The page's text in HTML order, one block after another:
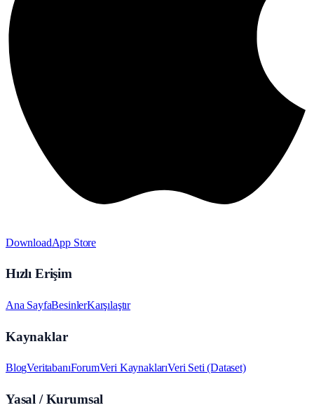
DownloadApp Store
Hızlı Erişim
Ana SayfaBesinlerKarşılaştır
Kaynaklar
BlogVeritabanıForumVeri KaynaklarıVeri Seti (Dataset)
Yasal / Kurumsal